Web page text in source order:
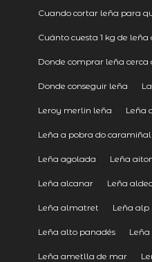
Cuando cortar leña para
Cuánto cuesta 1 kg de leña
Donde comprar leña cerca
Donde conseguir leña
Leroy merlin leña Leña
Leña a pobra do caramiñal
Leña agolada Leña
Leña alcanar Leña
Leña almatret Leña alp
Leña alto panadés
Leña ametlla de mar